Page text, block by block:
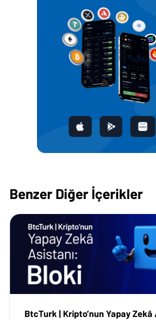
Benzer Diğer İçerikler
BtcTurk | Kripto’nun Yapay Zekâ